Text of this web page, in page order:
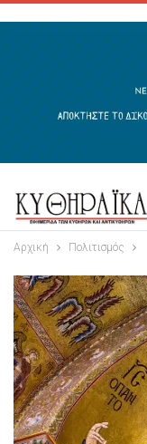
Αρχική Πολιτισμός